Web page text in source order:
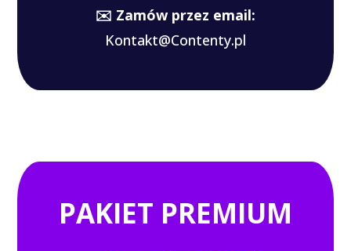
✉️ Zamów przez email:
Kontakt@Contenty.pl
PAKIET PREMIUM